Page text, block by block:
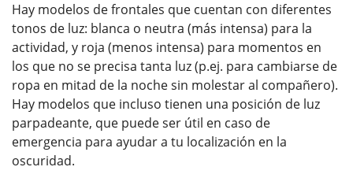
Hay modelos de frontales que cuentan con diferentes
tonos de luz: blanca o neutra (más intensa) para la
actividad, y roja (menos intensa) para momentos en
los que no se precisa tanta luz (p.ej. para cambiarse de
ropa en mitad de la noche sin molestar al compañero).
Hay modelos que incluso tienen una posición de luz
parpadeante, que puede ser útil en caso de
emergencia para ayudar a tu localización en la
oscuridad.